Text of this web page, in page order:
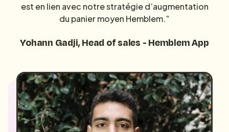
est en lien avec notre stratégie d’augmentation
du panier moyen Hemblem.”
Yohann Gadji, Head of sales - Hemblem App